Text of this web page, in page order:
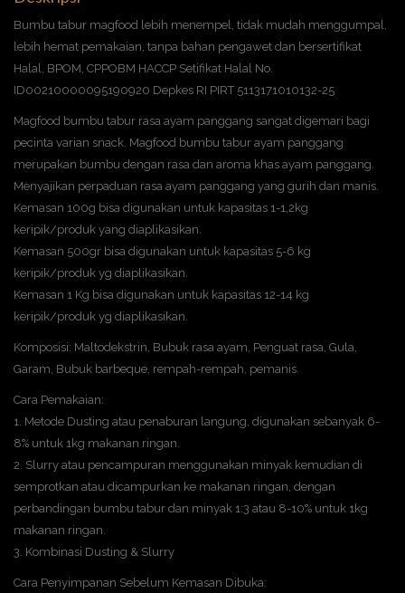
Bumbu tabur magfood lebih menempel, tidak mudah menggumpal,
lebih hemat pemakaian, tanpa bahan pengawet dan bersertifikat
Halal, BPOM, CPPOBM HACCP Setifikat Halal No.
ID00210000095190920 Depkes RI PIRT 5113171010132-25
Magfood bumbu tabur rasa ayam panggang sangat digemari bagi
pecinta varian snack. Magfood bumbu tabur ayam panggang
merupakan bumbu dengan rasa dan aroma khas ayam panggang.
Menyajikan perpaduan rasa ayam panggang yang gurih dan manis.
Kemasan 100g bisa digunakan untuk kapasitas 1-1,2kg
keripik/produk yang diaplikasikan.
Kemasan 500gr bisa digunakan untuk kapasitas 5-6 kg
keripik/produk yg diaplikasikan.
Kemasan 1 Kg bisa digunakan untuk kapasitas 12-14 kg
keripik/produk yg diaplikasikan.
Komposisi: Maltodekstrin, Bubuk rasa ayam, Penguat rasa, Gula,
Garam, Bubuk barbeque, rempah-rempah, pemanis.
Cara Pemakaian:
1. Metode Dusting atau penaburan langung, digunakan sebanyak 6-
8% untuk 1kg makanan ringan.
2. Slurry atau pencampuran menggunakan minyak kemudian di
semprotkan atau dicampurkan ke makanan ringan, dengan
perbandingan bumbu tabur dan minyak 1:3 atau 8-10% untuk 1kg
makanan ringan.
3. Kombinasi Dusting & Slurry
Cara Penyimpanan Sebelum Kemasan Dibuka: